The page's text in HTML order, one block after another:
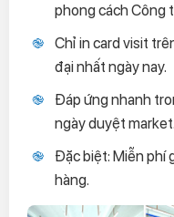
phong cách Công
Chỉ in card visit
đại nhất ngày nay.
Đáp ứng nhanh
ngày duyệt market.
Đặc biệt: Miễn phí
hàng.